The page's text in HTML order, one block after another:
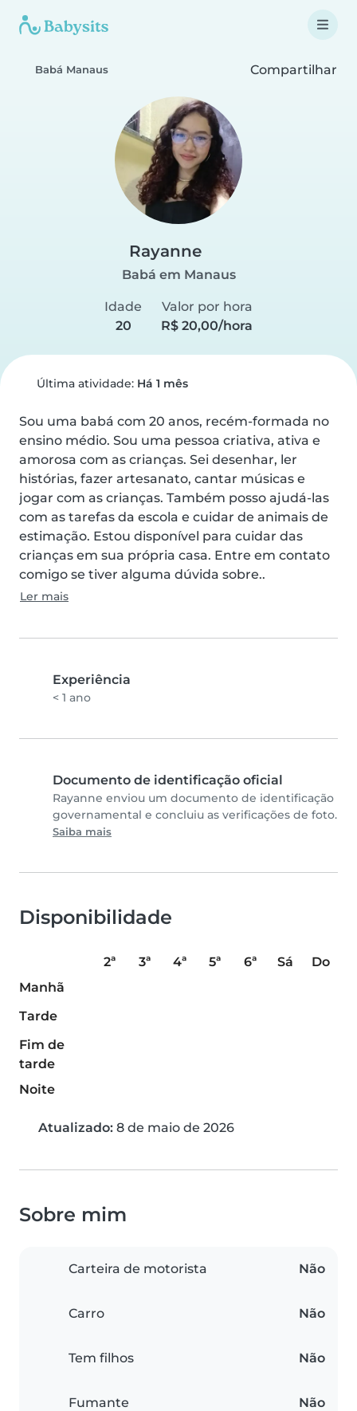
Babá Manaus Compartilhar
Rayanne
Babá em Manaus
Idade
20
Valor por hora
R$ 20,00/hora
Última atividade: Há 1 mês
Sou uma babá com 20 anos, recém-formada no
ensino médio. Sou uma pessoa criativa, ativa e
amorosa com as crianças. Sei desenhar, ler
histórias, fazer artesanato, cantar músicas e
jogar com as crianças. Também posso ajudá-las
com as tarefas da escola e cuidar de animais de
estimação. Estou disponível para cuidar das
crianças em sua própria casa. Entre em contato
comigo se tiver alguma dúvida sobre..
Ler mais
Experiência
< 1 ano
Documento de identificação oficial
Rayanne enviou um documento de identificação
governamental e concluiu as verificações de foto.
Saiba mais
Disponibilidade
2ª 3ª 4ª 5ª 6ª Sá
Do
Manhã
Tarde
Fim de
tarde
Noite
Atualizado: 8 de maio de 2026
Sobre mim
Carteira de motorista Não
Carro Não
Tem filhos Não
Fumante Não